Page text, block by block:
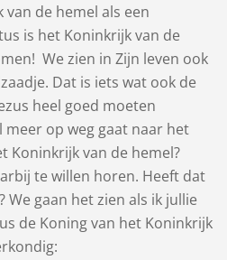
de hemel als een
is het Koninkrijk van de
We zien in Zijn leven ook
Dat is iets wat ook de
heel goed moeten
meer op weg gaat naar het
Koninkrijk van de hemel?
te willen horen. Heeft dat
gaan het zien als ik jullie
de Koning van het Koninkrijk